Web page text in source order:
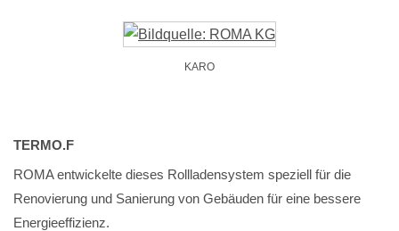
KARO
TERMO.F
ROMA entwickelte dieses Rollladensystem speziell für die
Renovierung und Sanierung von Gebäuden für eine bessere
Energieeffizienz.